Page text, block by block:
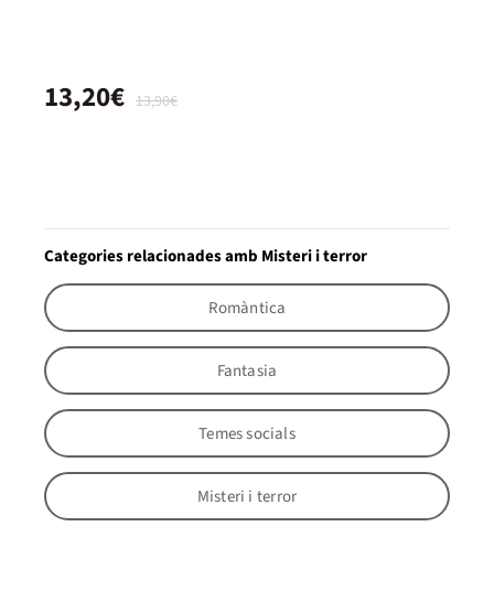
13,90€
13,20€
Categories relacionades amb Misteri i terror
Romàntica
Fantasia
Temes socials
Misteri i terror